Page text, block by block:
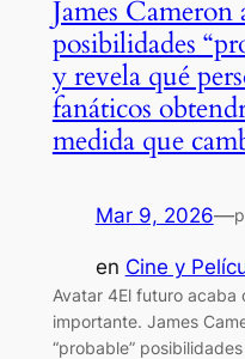
James Cameron
posibilidades
y revela qué
fanáticos
medida que
Mar 9, 2026—
en Cine y
Avatar 4El futuro acaba
importante. James
“probable”